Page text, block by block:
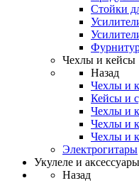
Стойки
Чехлы и кейсы
Назад
Чехлы и
Кейсы и
Чехлы и
Чехлы и
Чехлы и
Электрогитары
Укулеле и аксессуары
Назад